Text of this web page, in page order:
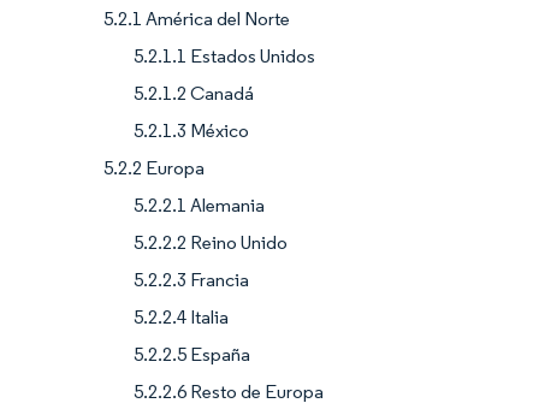
5.2.1 América del Norte
5.2.1.1 Estados Unidos
5.2.1.2 Canadá
5.2.1.3 México
5.2.2 Europa
5.2.2.1 Alemania
5.2.2.2 Reino Unido
5.2.2.3 Francia
5.2.2.4 Italia
5.2.2.5 España
5.2.2.6 Resto de Europa